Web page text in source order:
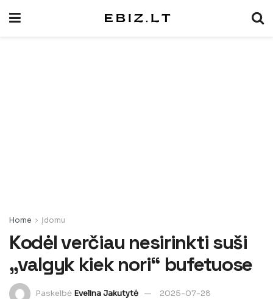
Home Įdomu
Kodėl verčiau nesirinkti suši
„valgyk kiek nori“ bufetuose
Paskelbė Evelina Jakutytė 2025-07-28